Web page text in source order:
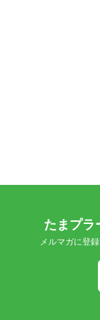
たまプラ
メルマガに登